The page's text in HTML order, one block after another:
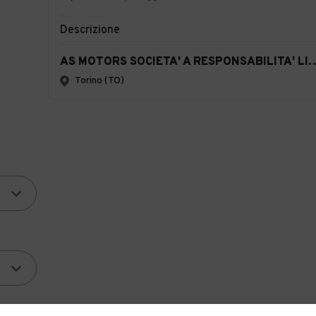
Descrizione
AS MOTORS SOCIETA' A
Torino (TO)